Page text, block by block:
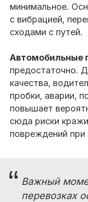
минимальное.
с вибрацией,
сходами с путей.
Автомобильные
предостаточно.
качества,
пробки, аварии,
повышает
сюда риски
повреждений при
“ Важный
перевозках